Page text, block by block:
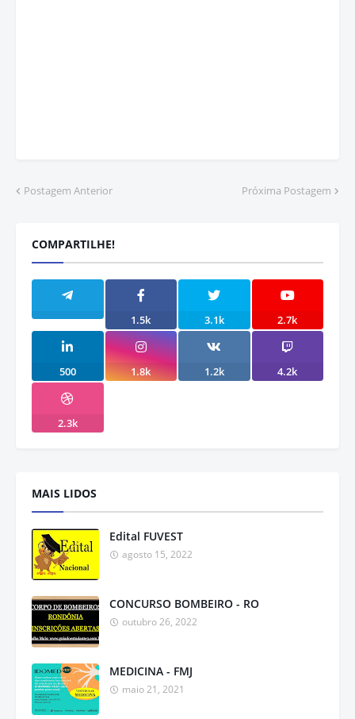
Postagem Anterior Próxima Postagem
COMPARTILHE!
1.5k 3.1k 2.7k
500 1.8k 1.2k 4.2k
2.3k
MAIS LIDOS
Edital FUVEST
agosto 15, 2022
CONCURSO BOMBEIRO - RO
outubro 26, 2022
MEDICINA - FMJ
maio 21, 2021